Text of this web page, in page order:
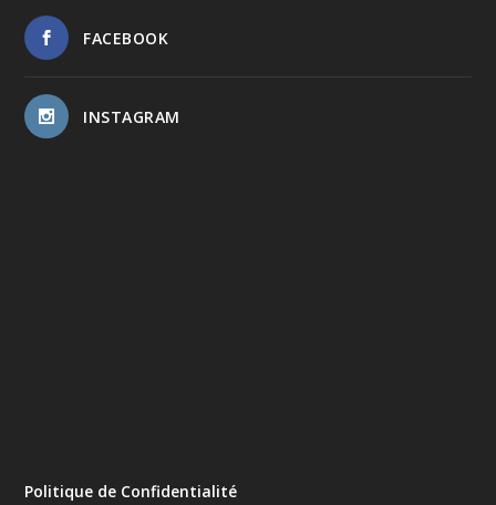
FACEBOOK
INSTAGRAM
Politique de Confidentialité